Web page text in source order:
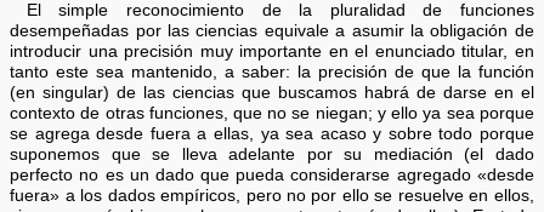
El simple reconocimiento de la pluralidad de funciones
desempeñadas por las ciencias equivale a asumir la obligación de
introducir una precisión muy importante en el enunciado titular, en
tanto este sea mantenido, a saber: la precisión de que la función
(en singular) de las ciencias que buscamos habrá de darse en el
contexto de otras funciones, que no se niegan; y ello ya sea porque
se agrega desde fuera a ellas, ya sea acaso y sobre todo porque
suponemos que se lleva adelante por su mediación (el dado
perfecto no es un dado que pueda considerarse agregado «desde
fuera» a los dados empíricos, pero no por ello se resuelve en ellos,